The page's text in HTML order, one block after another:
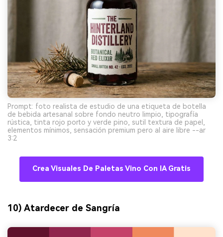
Prompt: foto realista de estudio de una etiqueta de botella
de bebida artesanal sobre fondo neutro limpio, tipografía
rústica, tinta rojo porto y verde pino, sutil textura de papel,
elementos mínimos, sensación premium pero al aire libre --ar
3:2
Crea Visuales De Paletas Vino Con IA Gratis
10) Atardecer de Sangría